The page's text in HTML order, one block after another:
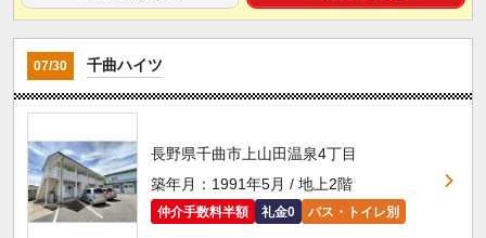
07/30 千曲ハイツ
長野県千曲市上山田温泉4丁目
築年月：1991年5月 / 地上2階
仲介手数料半額 礼金0 バス・トイレ別